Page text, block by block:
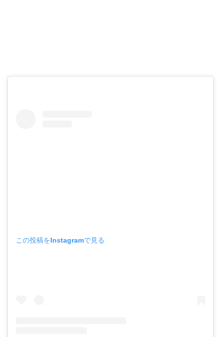
この投稿をInstagramで見る